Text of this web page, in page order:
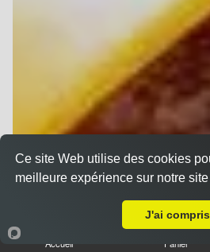
Accueil Panier
Ce site Web utilise des cookies
meilleure expérience sur notre
J'ai compris